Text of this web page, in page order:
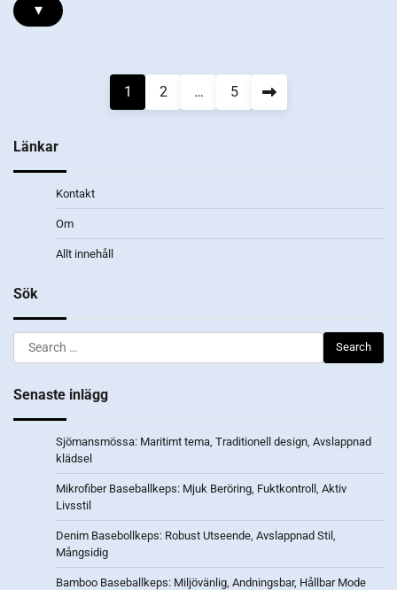
▾
1 2 … 5
Länkar
Kontakt
Om
Allt innehåll
Sök
Search
for:
Senaste inlägg
Sjömansmössa: Maritimt tema, Traditionell design, Avslappnad
klädsel
Mikrofiber Baseballkeps: Mjuk Beröring, Fuktkontroll, Aktiv
Livsstil
Denim Basebollkeps: Robust Utseende, Avslappnad Stil,
Mångsidig
Bamboo Baseballkeps: Miljövänlig, Andningsbar, Hållbar Mode